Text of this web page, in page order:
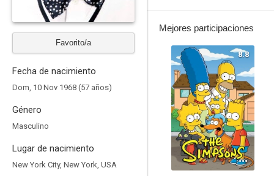
Favorito/a
Fecha de nacimiento
Dom, 10 Nov 1968 (57 años)
Género
Masculino
Lugar de nacimiento
New York City, New York, USA
Mejores participaciones
8.8